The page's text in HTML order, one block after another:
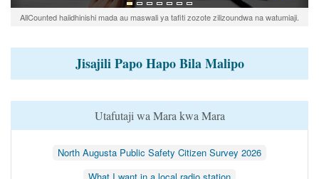
AllCounted haiidhinishi mada au maswali ya tafiti zozote zilizoundwa na watumiaji.
Jisajili Papo Hapo Bila Malipo
Utafutaji wa Mara kwa Mara
North Augusta Public Safety Citizen Survey 2026